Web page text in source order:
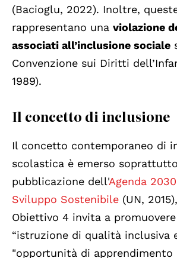
(Bacioglu, 2022). Inoltre,
rappresentano una violazione
associati all’inclusione sociale
Convenzione sui Diritti
1989).
Il concetto di inclusione
Il concetto contemporaneo di
scolastica è emerso
pubblicazione dell'Agenda
Sviluppo Sostenibile (UN,
Obiettivo 4 invita a
“istruzione di qualità inclusiva
"opportunità di apprendimento